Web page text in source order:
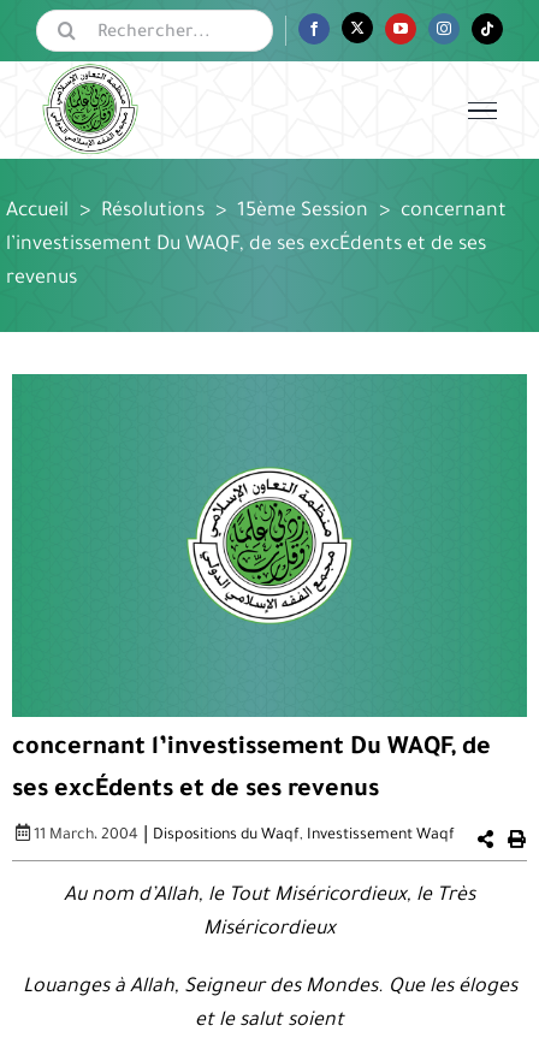
Passer
contenu
Rechercher:
FacebookTwitter YouTubeInstagramTiktok
Accueil > Résolutions > 15ème Session > concernant
l’investissement Du WAQF, de ses excÉdents et de ses
revenus
concernant l’investissement Du WAQF, de
ses excÉdents et de ses revenus
11 March، 2004| Dispositions du Waqf, Investissement Waqf
Au nom d’Allah, le Tout Miséricordieux, le Très
Miséricordieux
Louanges à Allah, Seigneur des Mondes. Que les éloges
et le salut soient